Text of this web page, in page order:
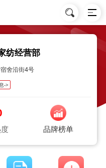
纺经营部
舍沿街4号
->
品牌榜单